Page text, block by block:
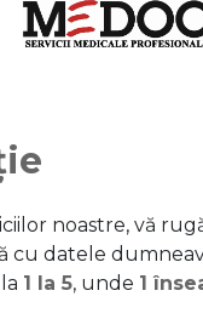
noastre, vă
cu datele
1 la 5, unde 1